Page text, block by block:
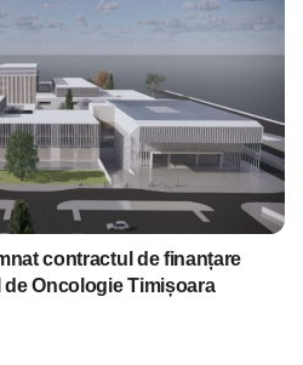
contractul de finanțare
Oncologie Timișoara